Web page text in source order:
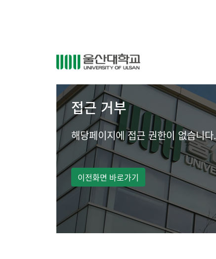
접근 거부
해당페이지에 접근 권한이 없습니다.
이전화면 바로가기